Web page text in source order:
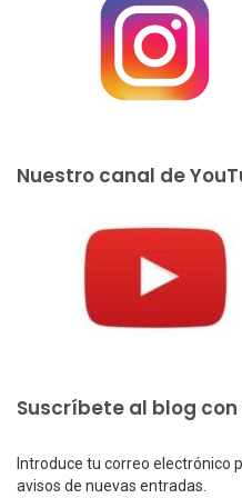
Nuestro canal de
Suscríbete al blog
Introduce tu correo electrónico
avisos de nuevas entradas.